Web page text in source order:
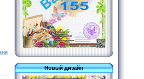
Новый дизайн